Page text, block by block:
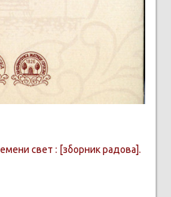
свет : [зборник радова].